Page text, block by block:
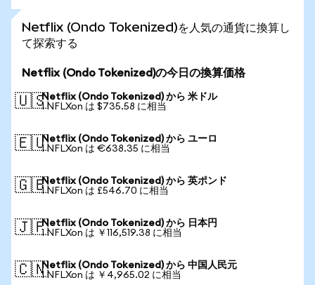
Netflix (Ondo Tokenized)を人気の通貨に換算し
て探索する
Netflix (Ondo Tokenized)の今日の換算価格
🇺🇸Netflix (Ondo Tokenized) から 米ドル
1 NFLXon は $735.58 に相当
🇪🇺Netflix (Ondo Tokenized) から ユーロ
1 NFLXon は €638.35 に相当
🇬🇧Netflix (Ondo Tokenized) から 英ポンド
1 NFLXon は £546.70 に相当
🇯🇵Netflix (Ondo Tokenized) から 日本円
1 NFLXon は ￥116,519.38 に相当
🇨🇳Netflix (Ondo Tokenized) から 中国人民元
1 NFLXon は ￥4,965.02 に相当